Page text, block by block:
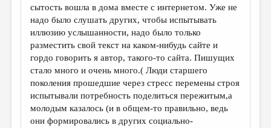
МАЛАЯ ПРОЗА
ЭССЕИСТИКА
ЛИТЕРАТУРОВЕДЕНИЕ
КУЛЬТУРОВЕДЕНИЕ
ПУБЛИЦИСТИКА
РЕЦЕНЗИРОВАНИЕ
сытость вошла в дома вместе с интернетом. Уже не
надо было слушать других, чтобы испытывать
иллюзию услышанности, надо было только
разместить свой текст на каком-нибудь сайте и
гордо говорить я автор, такого-то сайта. Пишущих
стало много и очень много.( Люди старшего
поколения прошедшие через стресс перемены строя
испытывали потребность поделиться пережитым,а
молодым казалось (и в общем-то правильно, ведь
они формировались в других социально-